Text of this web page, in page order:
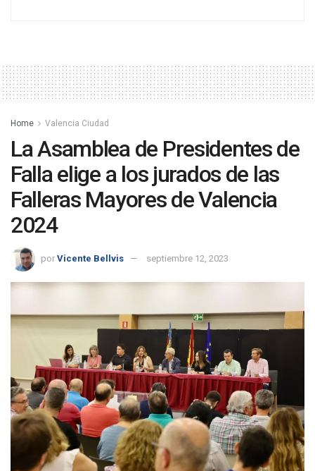
Home Valencia Ciudad
La Asamblea de Presidentes de
Falla elige a los jurados de las
Falleras Mayores de Valencia
2024
por Vicente Bellvis septiembre 12, 2023